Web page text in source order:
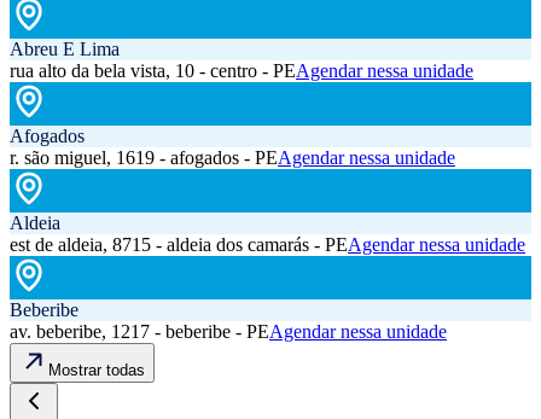
Abreu E Lima
rua alto da bela vista, 10 - centro - PEAgendar nessa unidade
Afogados
r. são miguel, 1619 - afogados - PEAgendar nessa unidade
Aldeia
est de aldeia, 8715 - aldeia dos camarás - PEAgendar nessa unidade
Beberibe
av. beberibe, 1217 - beberibe - PEAgendar nessa unidade
Mostrar todas